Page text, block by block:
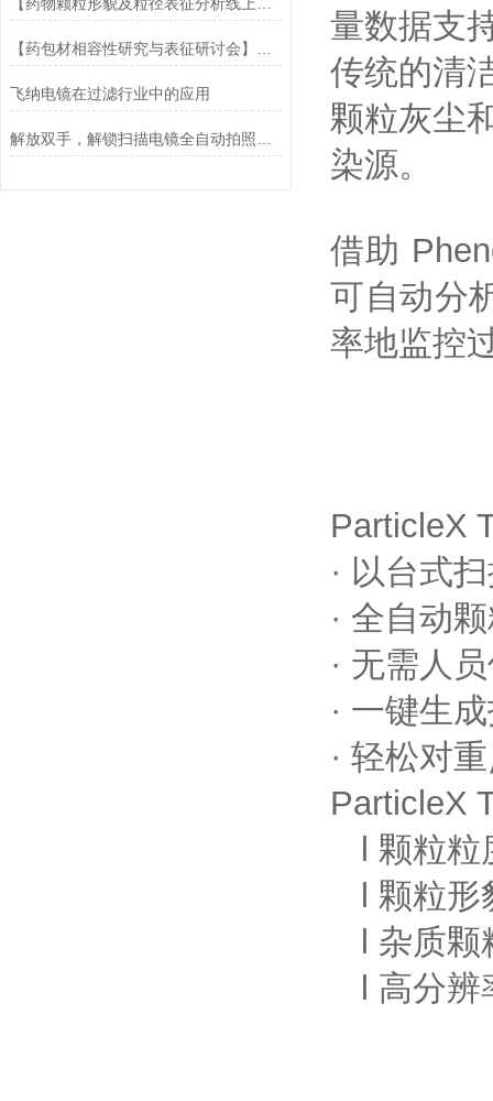
飞纳电镜在过滤行业中的应用
量数据支持
传统的清
颗粒灰尘
染源。
借助
可自动分
率地监控过
ParticleX
· 以台式
· 全自动颗
· 无需人员
· 一键生
· 轻松对
ParticleX
l 颗粒
l 颗粒
l 杂质
l 高分